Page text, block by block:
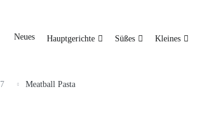
Neues Hauptgerichte Süßes Kleines
Meatball Pasta